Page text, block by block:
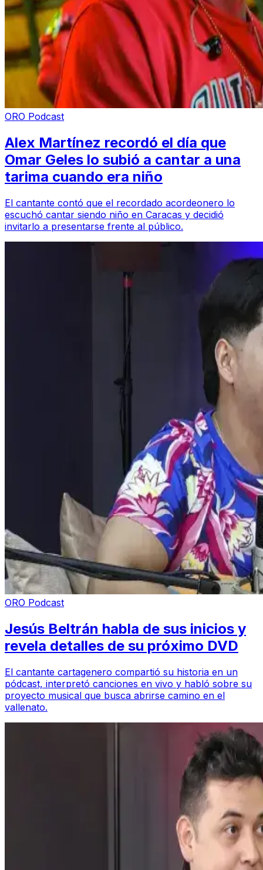
ORO Podcast
Alex Martínez recordó el día que
Omar Geles lo subió a cantar a una
tarima cuando era niño
El cantante contó que el recordado acordeonero lo
escuchó cantar siendo niño en Caracas y decidió
invitarlo a presentarse frente al público.
ORO Podcast
Jesús Beltrán habla de sus inicios y
revela detalles de su próximo DVD
El cantante cartagenero compartió su historia en un
pódcast, interpretó canciones en vivo y habló sobre su
proyecto musical que busca abrirse camino en el
vallenato.